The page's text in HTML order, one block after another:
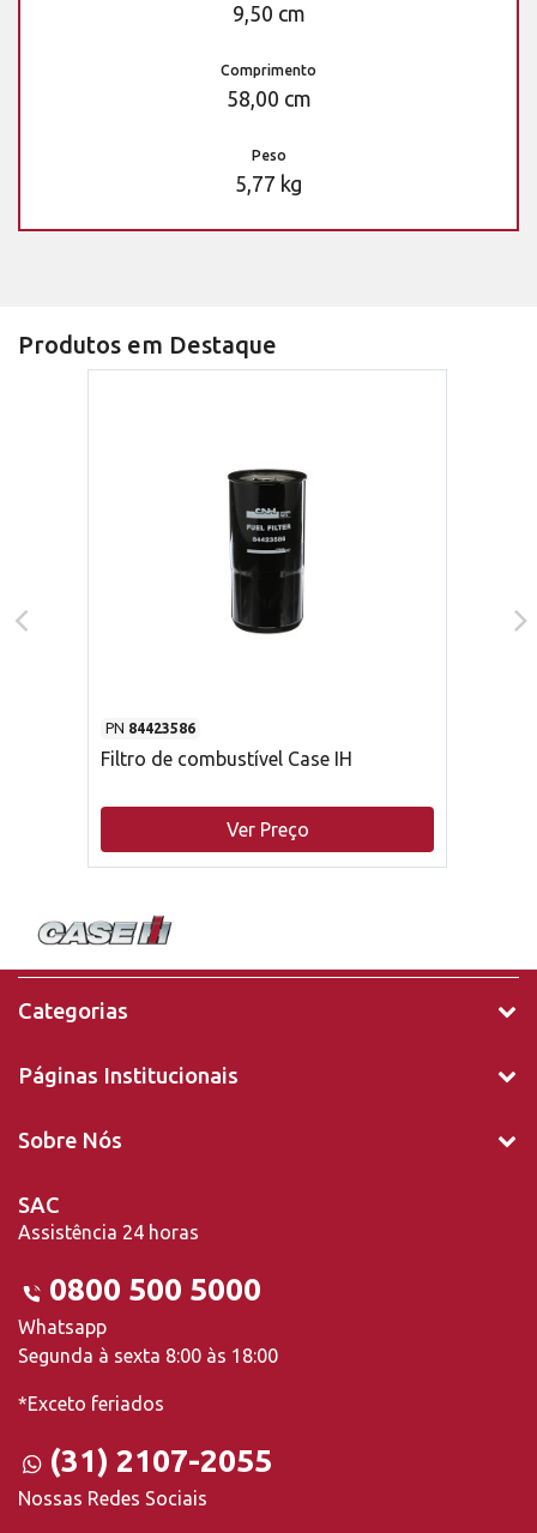
9,50 cm
Comprimento
58,00 cm
Peso
5,77 kg
Produtos em Destaque
PN 84423586
Filtro de combustível Case IH
Ver Preço
Categorias
Páginas Institucionais
Sobre Nós
SAC
Assistência 24 horas
0800 500 5000
Whatsapp
Segunda à sexta 8:00 às 18:00
*Exceto feriados
(31) 2107-2055
Nossas Redes Sociais